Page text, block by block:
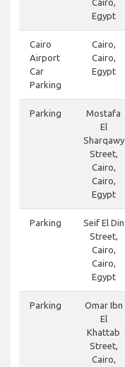
Cairo,
Egypt
Cairo
Airport
Car
Parking
Cairo,
Cairo,
Egypt
Parking
Mostafa
El
Sharqawy
Street,
Cairo,
Cairo,
Egypt
Parking
Seif El Din
Street,
Cairo,
Cairo,
Egypt
Parking
Omar Ibn
El
Khattab
Street,
Cairo,